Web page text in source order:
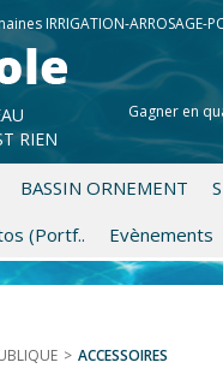
IRRIGATION-ARROSAGE-
Gagner en
RIEN
BASSIN ORNEMENT
(Portf.. Evènements
> ACCESSOIRES